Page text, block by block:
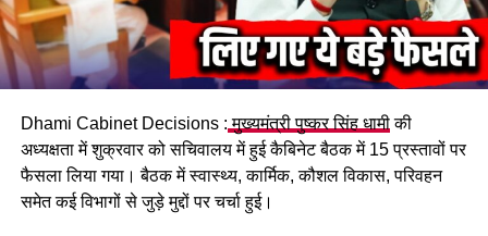
UP NEXT
हर योजना, हर सेवा बस एक क्लिक पर! सीएम धामी का मास्टर प्लान
तैयार
DON'T MISS
आत्महत्या
Dhami Cabinet Decisions : मुख्यमंत्री पुष्कर सिंह धामीकी
अध्यक्षता में शुक्रवार को सचिवालय में हुई कैबिनेट बैठक में 15 प्रस्तावों पर
फैसला लिया गया। बैठक में स्वास्थ्य, कार्मिक, कौशल विकास, परिवहन
समेत कई विभागों से जुड़े मुद्दों पर चर्चा हुई।